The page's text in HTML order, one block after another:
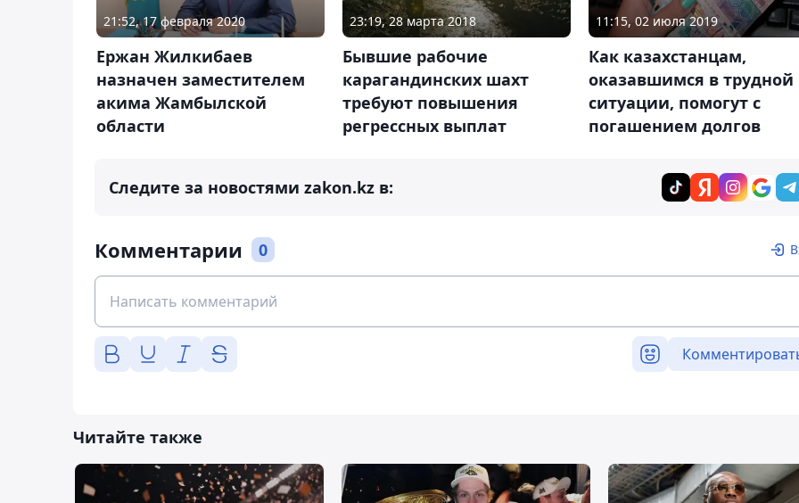
21:52, 17 февраля 2020
Ержан Жилкибаев
назначен заместителем
акима Жамбылской
области
23:19, 28 марта 2018
Бывшие рабочие
карагандинских шахт
требуют повышения
регрессных выплат
11:15, 02 июля 2019
Как казахстанцам,
оказавшимся в трудной
ситуации, помогут с
погашением долгов
Следите за новостями zakon.kz в:
Комментарии 0
Читайте также